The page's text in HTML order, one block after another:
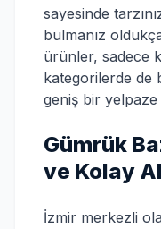
sayesinde
bulmanız
ürünler, sadece
kategorilerde de
geniş bir yelpaze
Gümrük
ve Kolay
İzmir merkezli